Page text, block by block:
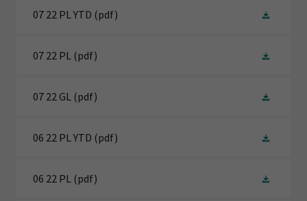
07 22 PL YTD (pdf)
07 22 PL (pdf)
07 22 GL (pdf)
06 22 PL YTD (pdf)
06 22 PL (pdf)